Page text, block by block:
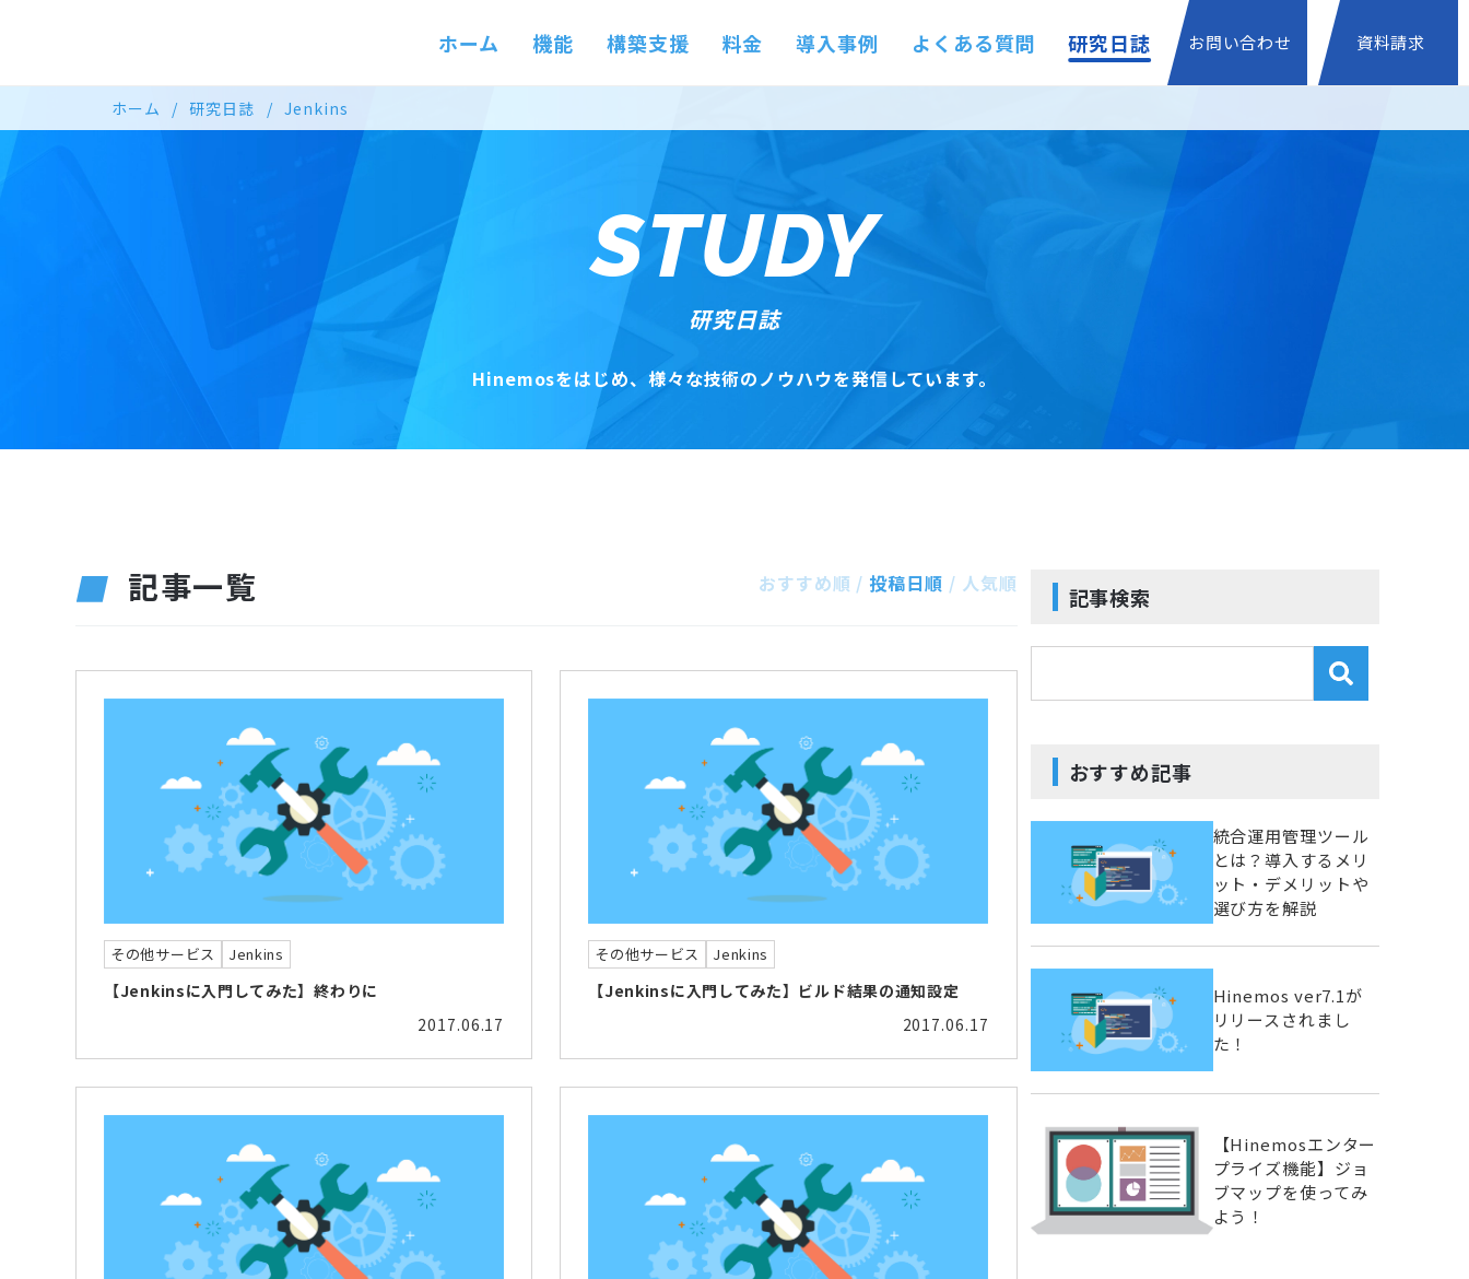
ホーム 機能 構築支援 料金 導入事例 よくある質問 研究日誌 お問い合わせ 資料請求
ホーム 研究日誌 Jenkins
STUDY
研究日誌
Hinemosをはじめ、 様々な技術のノウハウを発信しています。
記事一覧 おすすめ順 投稿日順 人気順
その他サービス Jenkins
【Jenkinsに入門してみた】終わりに
2017.06.17
その他サービス Jenkins
【Jenkinsに入門してみた】ビルド結果の通知設定
2017.06.17
記事検索
おすすめ記事
統合運用管理ツール
とは？導入するメリ
ット・デメリットや
選び方を解説
Hinemos ver7.1が
リリースされまし
た！
【Hinemosエンター
プライズ機能】ジョ
ブマップを使ってみ
よう！